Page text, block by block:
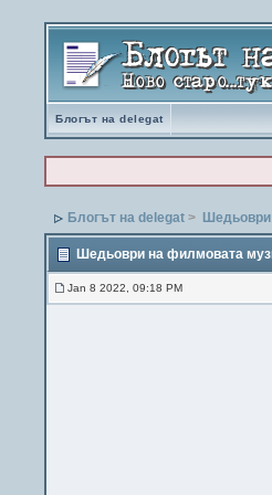
Блогът на delegat
Блогът на delegat >
Шедьоври на филмовата
Jan 8 2022, 09:18 PM